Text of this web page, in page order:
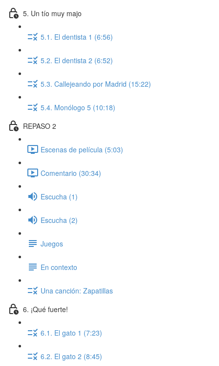
5. Un tío muy majo
5.1. El dentista 1 (6:56)
5.2. El dentista 2 (6:52)
5.3. Callejeando por Madrid (15:22)
5.4. Monólogo 5 (10:18)
REPASO 2
Escenas de película (5:03)
Comentario (30:34)
Escucha (1)
Escucha (2)
Juegos
En contexto
Una canción: Zapatillas
6. ¡Qué fuerte!
6.1. El gato 1 (7:23)
6.2. El gato 2 (8:45)